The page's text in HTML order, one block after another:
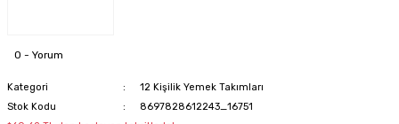
0 - Yorum
Kategori
12 Kişilik Yemek Takımları
Stok Kodu
8697828612243_16751